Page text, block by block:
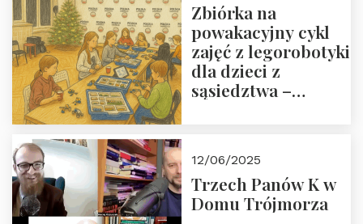
Zbiórka na
powakacyjny cykl
zajęć z legorobotyki
dla dzieci z
sąsiedztwa –
Fundacji
12/06/2025
Trzech Panów K w
Domu Trójmorza